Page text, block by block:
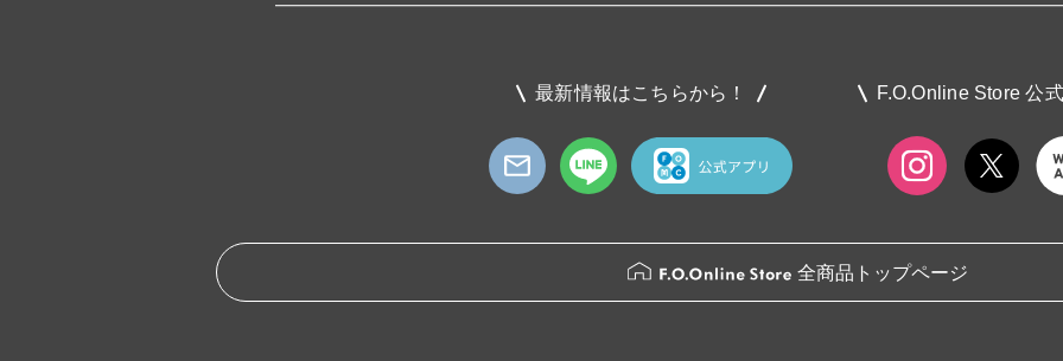
最新情報はこちらから！ F.O.Online Store 公
全商品トップページ